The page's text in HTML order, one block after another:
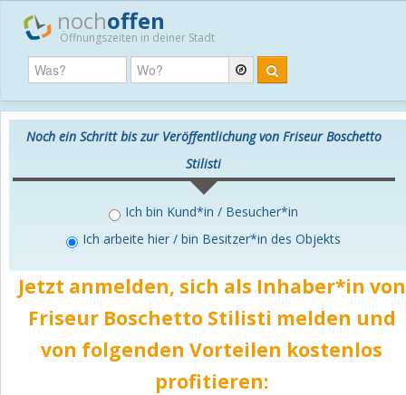
nochoffen
Öffnungszeiten in deiner Stadt
Noch ein Schritt bis zur Veröffentlichung von Friseur Boschetto
Stilisti
Ich bin Kund*in / Besucher*in
Ich arbeite hier / bin Besitzer*in des Objekts
Jetzt anmelden, sich als Inhaber*in von
Friseur Boschetto Stilisti melden und
von folgenden Vorteilen kostenlos
profitieren: